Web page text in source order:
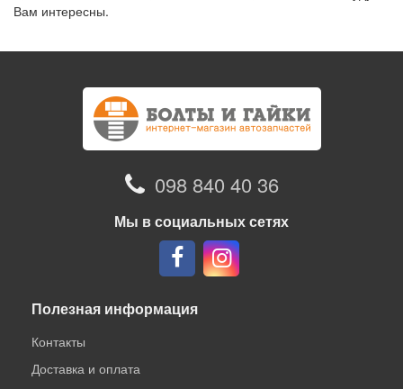
Вам интересны.
098 840 40 36
Мы в социальных сетях
Полезная информация
Контакты
Доставка и оплата